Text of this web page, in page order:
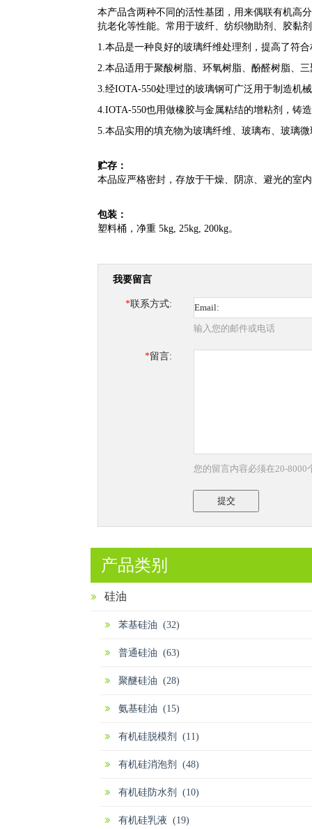
本产品含两种不同的活性基团，用来偶联有机高
抗老化等性能。常用于玻纤、纺织物助剂、胶黏
1.本品是一种良好的玻璃纤维处理剂，提高了符
2.本品适用于聚酸树脂、环氧树脂、酚醛树脂、
3.经IOTA-550处理过的玻璃钢可广泛用于制造机
4.IOTA-550也用做橡胶与金属粘结的增粘剂，铸
5.本品实用的填充物为玻璃纤维、玻璃布、玻璃
贮存：
本品应严格密封，存放于干燥、阴凉、避光的室
包装：
塑料桶，净重 5kg, 25kg, 200kg。
我要留言
*联系方式:
输入您的邮件或电话
*留言:
您的留言内容必须在20-8000
提交
产品类别
硅油
苯基硅油 (32)
普通硅油 (63)
聚醚硅油 (28)
氨基硅油 (15)
有机硅脱模剂 (11)
有机硅消泡剂 (48)
有机硅防水剂 (10)
有机硅乳液 (19)